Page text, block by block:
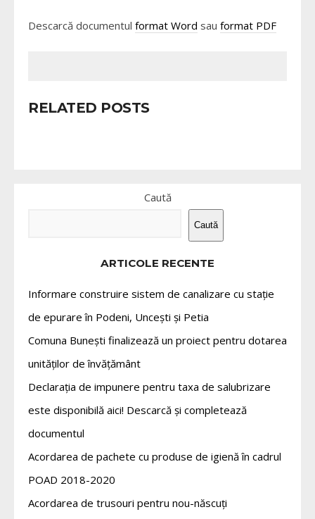
Descarcă documentul format Word sau format PDF
RELATED POSTS
Caută
Caută
ARTICOLE RECENTE
Informare construire sistem de canalizare cu stație
de epurare în Podeni, Uncești și Petia
Comuna Bunești finalizează un proiect pentru dotarea
unităților de învățământ
Declarația de impunere pentru taxa de salubrizare
este disponibilă aici! Descarcă și completează
documentul
Acordarea de pachete cu produse de igienă în cadrul
POAD 2018-2020
Acordarea de trusouri pentru nou-născuți